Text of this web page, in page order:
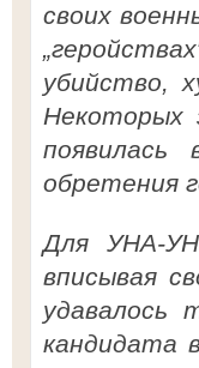
своих
убийство,
Некоторых
обретения
Для УНА-
вписывая
удавалось
кандидата